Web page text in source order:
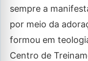
sempre a
por meio da
formou em
Centro de